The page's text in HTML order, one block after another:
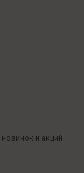
и акций